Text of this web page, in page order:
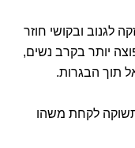
לגנוב ובקושי חוזר
יותר בקרב נשים,
תוך הבגרות.
לקחת משהו